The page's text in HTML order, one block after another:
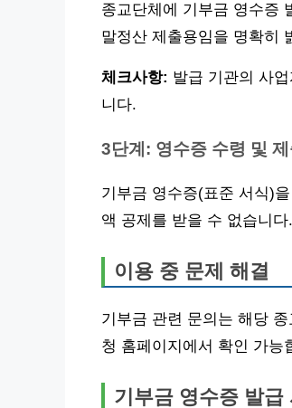
종교단체에 기부금 영수증
말정산 제출용임을 명확히
체크사항: 발급 기관의 사
니다.
3단계: 영수증 수령 및
기부금 영수증(표준 서식)
액 공제를 받을 수 없습니다.
이용 중 문제 해결
기부금 관련 문의는 해당
청 홈페이지에서 확인 가능
기부금 영수증 발급